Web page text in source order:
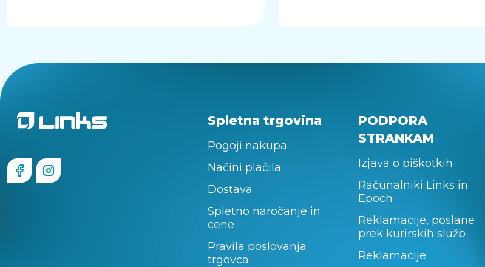
Spletna trgovina
Pogoji nakupa
Načini plačila
Dostava
Spletno naročanje in
cene
Pravila poslovanja
trgovca
PODPORA
STRANKAM
Izjava o piškotkih
Računalniki Links in
Epoch
Reklamacije, poslane
prek kurirskih služb
Reklamacije